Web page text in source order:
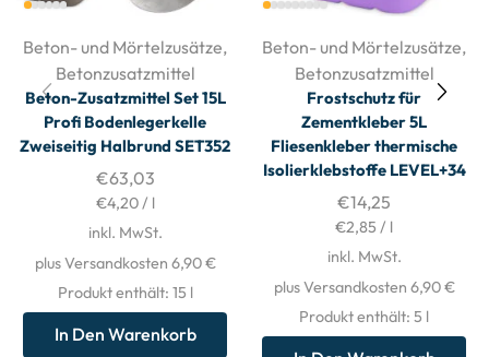
Beton- und Mörtelzusätze,
Betonzusatzmittel
Beton-Zusatzmittel Set 15L
Profi Bodenlegerkelle
Zweiseitig Halbrund SET352
€63,03
€4,20/ l
inkl. MwSt.
plus Versandkosten 6,90 €
Produkt enthält: 15 l
In Den Warenkorb
Beton- und Mörtelzusätze,
Betonzusatzmittel
Frostschutz für
Zementkleber 5L
Fliesenkleber thermische
Isolierklebstoffe LEVEL+34
€14,25
€2,85 / l
inkl. MwSt.
plus Versandkosten 6,90 €
Produkt enthält: 5 l